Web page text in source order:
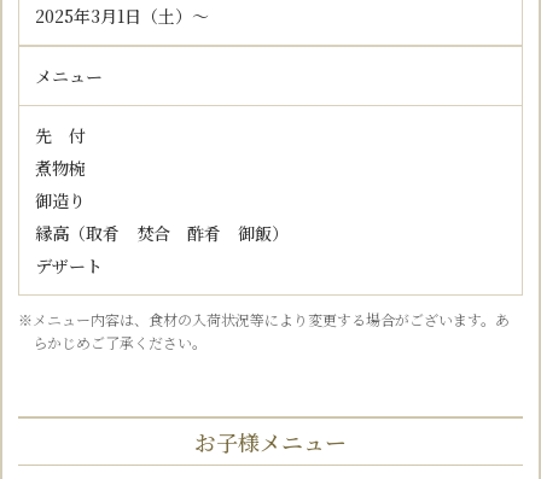
2025年3月1日（土）～
メニュー
先 付
煮物椀
御造り
縁高（取肴 焚合 酢肴 御飯）
デザート
※メニュー内容は、食材の入荷状況等により変更する場合がございます。あ
らかじめご了承ください。
お子様メニュー